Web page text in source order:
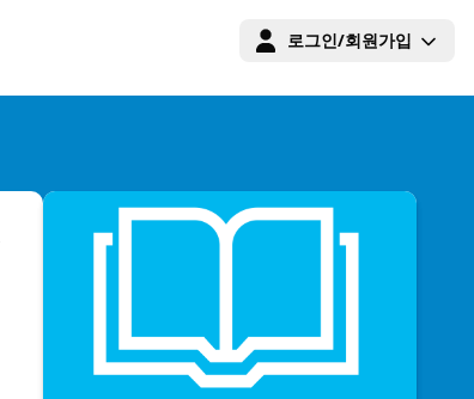
로그인/회원가입